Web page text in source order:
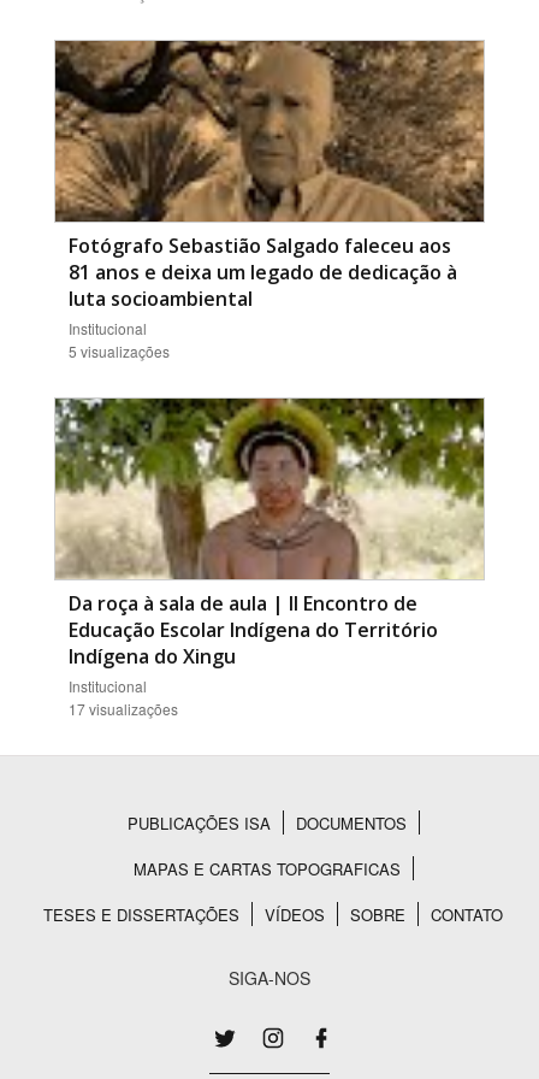
Fotógrafo Sebastião Salgado faleceu aos
81 anos e deixa um legado de dedicação à
luta socioambiental
Institucional
5 visualizações
Da roça à sala de aula | II Encontro de
Educação Escolar Indígena do Território
Indígena do Xingu
Institucional
17 visualizações
Rodapé
PUBLICAÇÕES ISA
DOCUMENTOS
MAPAS E CARTAS TOPOGRAFICAS
TESES E DISSERTAÇÕES
VÍDEOS SOBRE CONTATO
SIGA-NOS